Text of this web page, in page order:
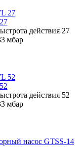
действия 27
мбар
действия 52
мбар